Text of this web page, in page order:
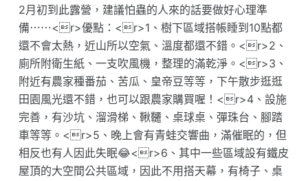
2月初到此露營，建議怕蟲的人來的話要做好心理準
備⋯⋯<r>優點：<r>1、樹下區域搭帳睡到10點都
還不會太熱，近山所以空氣、溫度都還不錯。<r>2、
廁所附衛生紙、一支吹風機，整理的滿乾淨。<r>3、
附近有農家種番茄、苦瓜、皇帝豆等等，下午散步逛逛
田園風光還不錯，也可以跟農家購買喔！<r>4、設施
完善，有沙坑、溜滑梯、鞦韆、桌球桌、彈珠台、腳踏
車等等。<r>5、晚上會有青蛙交響曲，滿催眠的，但
相反也有人因此失眠😂<r>6、其中一些區域設有鐵皮
屋頂的大空間公共區域，因此不用搭天幕，有椅子、桌